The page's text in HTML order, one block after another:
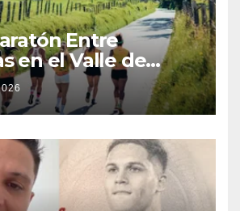
Entre
en el Valle de
rutas y todo
fiesta del
Salento